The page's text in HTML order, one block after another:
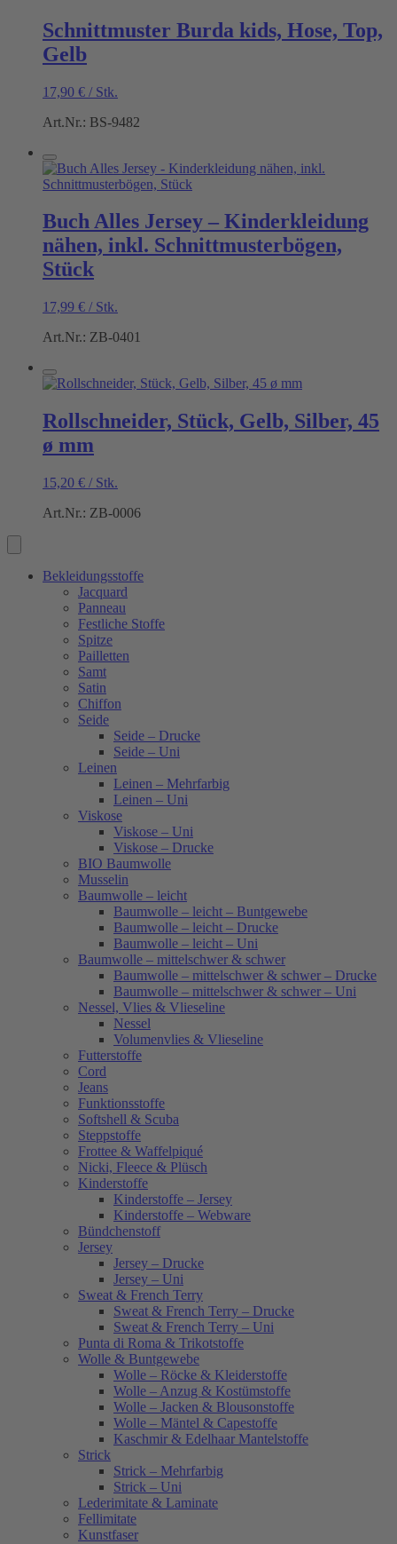
Schnittmuster Burda kids, Hose, Top,
Gelb
17,90 € / Stk.
Art.Nr.: BS-9482
Buch Alles Jersey – Kinderkleidung
nähen, inkl. Schnittmusterbögen,
Stück
17,99 € / Stk.
Art.Nr.: ZB-0401
Rollschneider, Stück, Gelb, Silber, 45
ø mm
15,20 € / Stk.
Art.Nr.: ZB-0006
Bekleidungsstoffe
Jacquard
Panneau
Festliche Stoffe
Spitze
Pailletten
Samt
Satin
Chiffon
Seide
Seide – Drucke
Seide – Uni
Leinen
Leinen – Mehrfarbig
Leinen – Uni
Viskose
Viskose – Uni
Viskose – Drucke
BIO Baumwolle
Musselin
Baumwolle – leicht
Baumwolle – leicht – Buntgewebe
Baumwolle – leicht – Drucke
Baumwolle – leicht – Uni
Baumwolle – mittelschwer & schwer
Baumwolle – mittelschwer & schwer – Drucke
Baumwolle – mittelschwer & schwer – Uni
Nessel, Vlies & Vlieseline
Nessel
Volumenvlies & Vlieseline
Futterstoffe
Cord
Jeans
Funktionsstoffe
Softshell & Scuba
Steppstoffe
Frottee & Waffelpiqué
Nicki, Fleece & Plüsch
Kinderstoffe
Kinderstoffe – Jersey
Kinderstoffe – Webware
Bündchenstoff
Jersey
Jersey – Drucke
Jersey – Uni
Sweat & French Terry
Sweat & French Terry – Drucke
Sweat & French Terry – Uni
Punta di Roma & Trikotstoffe
Wolle & Buntgewebe
Wolle – Röcke & Kleiderstoffe
Wolle – Anzug & Kostümstoffe
Wolle – Jacken & Blousonstoffe
Wolle – Mäntel & Capestoffe
Kaschmir & Edelhaar Mantelstoffe
Strick
Strick – Mehrfarbig
Strick – Uni
Lederimitate & Laminate
Fellimitate
Kunstfaser